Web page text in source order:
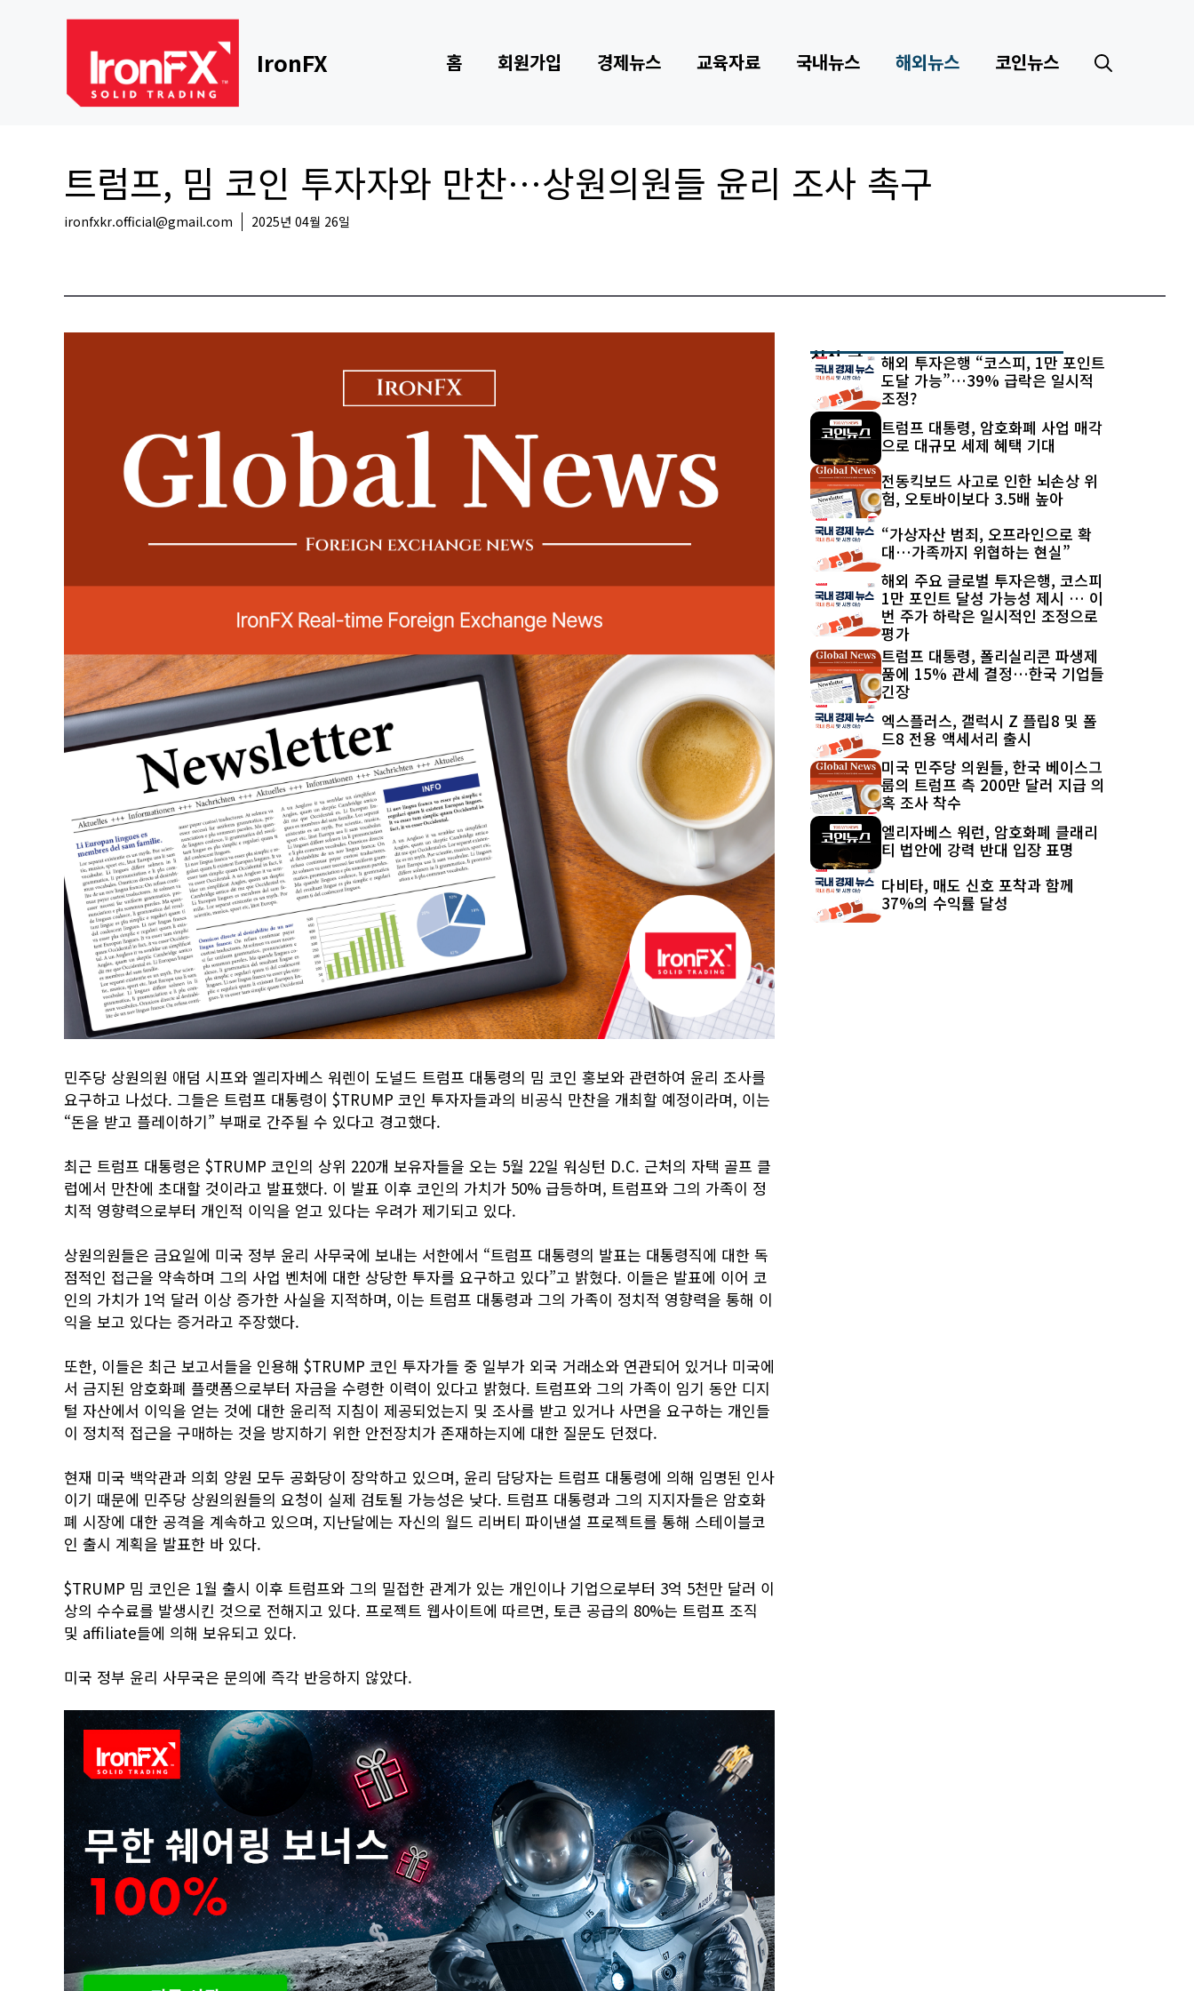
IronFX 홈 회원가입 경제뉴스 교육자료 국내뉴스 해외뉴스 코인뉴스
트럼프, 밈 코인 투자자와 만찬…상원의원들 윤리 조사 촉구
ironfxkr.official@gmail.com 2025년 04월 26일
민주당 상원의원 애덤 시프와 엘리자베스 워렌이 도널드 트럼프 대통령의 밈 코인 홍보와 관련하여 윤리 조사를
요구하고 나섰다. 그들은 트럼프 대통령이 $TRUMP 코인 투자자들과의 비공식 만찬을 개최할 예정이라며, 이는
“돈을 받고 플레이하기” 부패로 간주될 수 있다고 경고했다.
최근 트럼프 대통령은 $TRUMP 코인의 상위 220개 보유자들을 오는 5월 22일 워싱턴 D.C. 근처의 자택 골프 클
럽에서 만찬에 초대할 것이라고 발표했다. 이 발표 이후 코인의 가치가 50% 급등하며, 트럼프와 그의 가족이 정
치적 영향력으로부터 개인적 이익을 얻고 있다는 우려가 제기되고 있다.
상원의원들은 금요일에 미국 정부 윤리 사무국에 보내는 서한에서 “트럼프 대통령의 발표는 대통령직에 대한 독
점적인 접근을 약속하며 그의 사업 벤처에 대한 상당한 투자를 요구하고 있다”고 밝혔다. 이들은 발표에 이어 코
인의 가치가 1억 달러 이상 증가한 사실을 지적하며, 이는 트럼프 대통령과 그의 가족이 정치적 영향력을 통해 이
익을 보고 있다는 증거라고 주장했다.
또한, 이들은 최근 보고서들을 인용해 $TRUMP 코인 투자가들 중 일부가 외국 거래소와 연관되어 있거나 미국에
서 금지된 암호화폐 플랫폼으로부터 자금을 수령한 이력이 있다고 밝혔다. 트럼프와 그의 가족이 임기 동안 디지
털 자산에서 이익을 얻는 것에 대한 윤리적 지침이 제공되었는지 및 조사를 받고 있거나 사면을 요구하는 개인들
이 정치적 접근을 구매하는 것을 방지하기 위한 안전장치가 존재하는지에 대한 질문도 던졌다.
현재 미국 백악관과 의회 양원 모두 공화당이 장악하고 있으며, 윤리 담당자는 트럼프 대통령에 의해 임명된 인사
이기 때문에 민주당 상원의원들의 요청이 실제 검토될 가능성은 낮다. 트럼프 대통령과 그의 지지자들은 암호화
폐 시장에 대한 공격을 계속하고 있으며, 지난달에는 자신의 월드 리버티 파이낸셜 프로젝트를 통해 스테이블코
인 출시 계획을 발표한 바 있다.
$TRUMP 밈 코인은 1월 출시 이후 트럼프와 그의 밀접한 관계가 있는 개인이나 기업으로부터 3억 5천만 달러 이
상의 수수료를 발생시킨 것으로 전해지고 있다. 프로젝트 웹사이트에 따르면, 토큰 공급의 80%는 트럼프 조직
및 affiliate들에 의해 보유되고 있다.
미국 정부 윤리 사무국은 문의에 즉각 반응하지 않았다.
최신 글
해외 투자은행 “코스피, 1만 포인트
도달 가능”…39% 급락은 일시적
조정?
트럼프 대통령, 암호화폐 사업 매각
으로 대규모 세제 혜택 기대
전동킥보드 사고로 인한 뇌손상 위
험, 오토바이보다 3.5배 높아
“가상자산 범죄, 오프라인으로 확
대…가족까지 위협하는 현실”
해외 주요 글로벌 투자은행, 코스피
1만 포인트 달성 가능성 제시 … 이
번 주가 하락은 일시적인 조정으로
평가
트럼프 대통령, 폴리실리콘 파생제
품에 15% 관세 결정…한국 기업들
긴장
엑스플러스, 갤럭시 Z 플립8 및 폴
드8 전용 액세서리 출시
미국 민주당 의원들, 한국 베이스그
룹의 트럼프 측 200만 달러 지급 의
혹 조사 착수
엘리자베스 워런, 암호화폐 클래리
티 법안에 강력 반대 입장 표명
다비타, 매도 신호 포착과 함께
37%의 수익률 달성